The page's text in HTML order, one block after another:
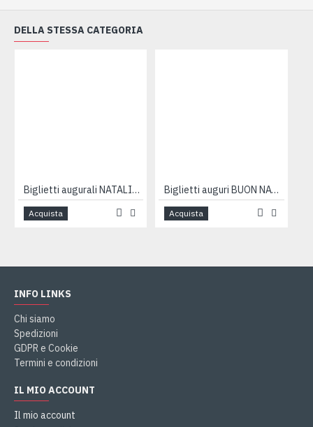
DELLA STESSA CATEGORIA
Biglietti augurali NATALIZI SPECIAL 12pz
Acquista
Biglietti auguri BUON NATALE 12pz
Acquista
INFO LINKS
Chi siamo
Spedizioni
GDPR e Cookie
Termini e condizioni
IL MIO ACCOUNT
Il mio account